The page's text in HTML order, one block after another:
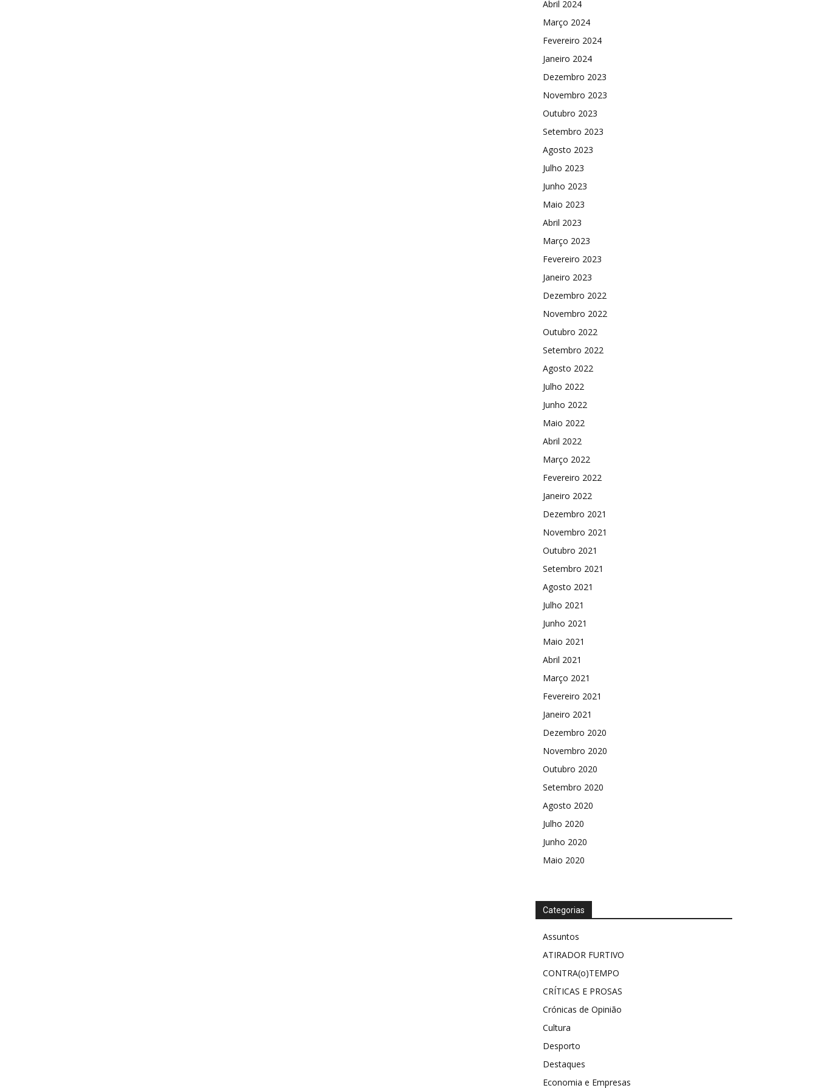
Abril 2024
Março 2024
Fevereiro 2024
Janeiro 2024
Dezembro 2023
Novembro 2023
Outubro 2023
Setembro 2023
Agosto 2023
Julho 2023
Junho 2023
Maio 2023
Abril 2023
Março 2023
Fevereiro 2023
Janeiro 2023
Dezembro 2022
Novembro 2022
Outubro 2022
Setembro 2022
Agosto 2022
Julho 2022
Junho 2022
Maio 2022
Abril 2022
Março 2022
Fevereiro 2022
Janeiro 2022
Dezembro 2021
Novembro 2021
Outubro 2021
Setembro 2021
Agosto 2021
Julho 2021
Junho 2021
Maio 2021
Abril 2021
Março 2021
Fevereiro 2021
Janeiro 2021
Dezembro 2020
Novembro 2020
Outubro 2020
Setembro 2020
Agosto 2020
Julho 2020
Junho 2020
Maio 2020
Categorias
Assuntos
ATIRADOR FURTIVO
CONTRA(o)TEMPO
CRÍTICAS E PROSAS
Crónicas de Opinião
Cultura
Desporto
Destaques
Economia e Empresas